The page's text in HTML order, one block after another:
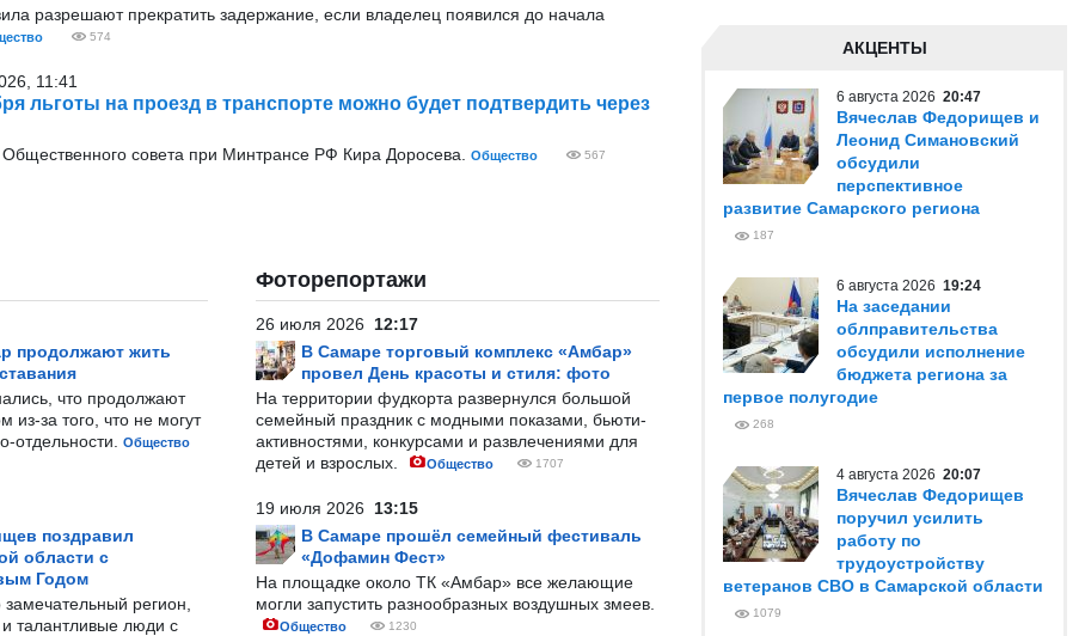
разрешают прекратить задержание, если владелец появился до начала
574
11:41
льготы на проезд в транспорте можно будет подтвердить через
совета при Минтрансе РФ Кира Доросева. Общество 567
продолжают жить
что продолжают
за того, что не могут
отдельности.
Общество
поздравил
области с
Годом
регион,
талантливые люди с
Фоторепортажи
26 июля 2026 12:17
В Самаре торговый комплекс «Амбар»
провел День красоты и стиля: фото
На территории фудкорта развернулся большой
семейный праздник с модными показами, бьюти-
активностями, конкурсами и развлечениями для
детей и взрослых.
Общество 1707
19 июля 2026 13:15
В Самаре прошёл семейный фестиваль
«Дофамин Фест»
На площадке около ТК «Амбар» все желающие
могли запустить разнообразных воздушных змеев.
Общество 1230
АКЦЕНТЫ
6 августа 2026 20:47
Вячеслав Федорищев и
Леонид Симановский
обсудили
перспективное
развитие Самарского региона
187
6 августа 2026 19:24
На заседании
облправительства
обсудили исполнение
бюджета региона за
первое полугодие
268
4 августа 2026 20:07
Вячеслав Федорищев
поручил усилить
работу по
трудоустройству
ветеранов СВО в Самарской области
1079